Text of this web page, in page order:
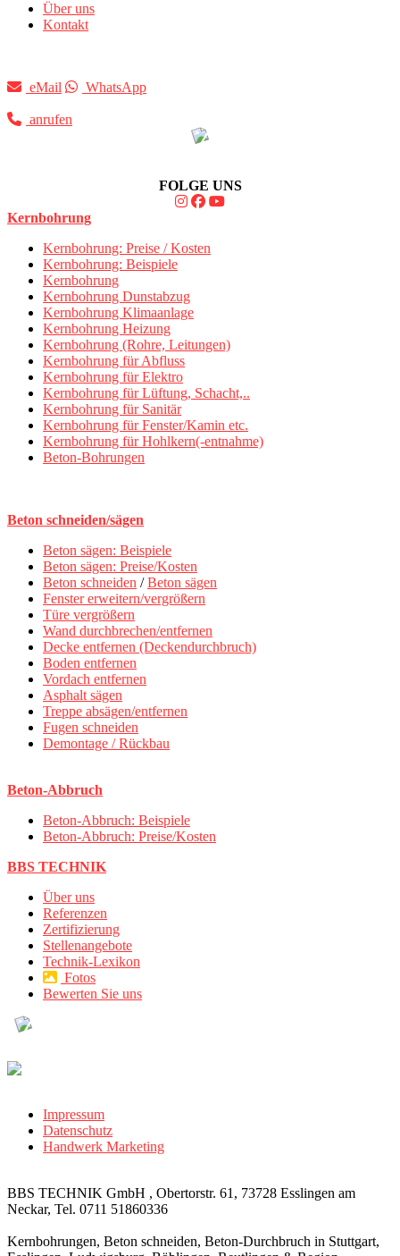
Über uns
Kontakt
eMail WhatsApp
anrufen
FOLGE UNS
Kernbohrung
Kernbohrung: Preise / Kosten
Kernbohrung: Beispiele
Kernbohrung
Kernbohrung Dunstabzug
Kernbohrung Klimaanlage
Kernbohrung Heizung
Kernbohrung (Rohre, Leitungen)
Kernbohrung für Abfluss
Kernbohrung für Elektro
Kernbohrung für Lüftung, Schacht,..
Kernbohrung für Sanitär
Kernbohrung für Fenster/Kamin etc.
Kernbohrung für Hohlkern(-entnahme)
Beton-Bohrungen
Beton schneiden/sägen
Beton sägen: Beispiele
Beton sägen: Preise/Kosten
Beton schneiden /Beton sägen
Fenster erweitern/vergrößern
Türe vergrößern
Wand durchbrechen/entfernen
Decke entfernen (Deckendurchbruch)
Boden entfernen
Vordach entfernen
Asphalt sägen
Treppe absägen/entfernen
Fugen schneiden
Demontage / Rückbau
Beton-Abbruch
Beton-Abbruch: Beispiele
Beton-Abbruch: Preise/Kosten
BBS TECHNIK
Über uns
Referenzen
Zertifizierung
Stellenangebote
Technik-Lexikon
Fotos
Bewerten Sie uns
Impressum
Datenschutz
Handwerk Marketing
BBS TECHNIK GmbH , Obertorstr. 61, 73728 Esslingen am
Neckar, Tel. 0711 51860336
Kernbohrungen, Beton schneiden, Beton-Durchbruch in Stuttgart,